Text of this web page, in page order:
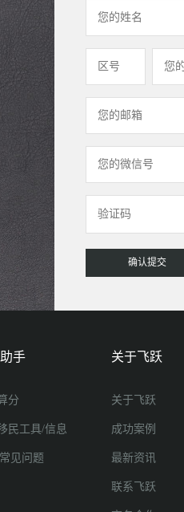
手
分
民工具/信息
见问题
关于飞跃
关于飞跃
成功案例
最新资讯
联系飞跃